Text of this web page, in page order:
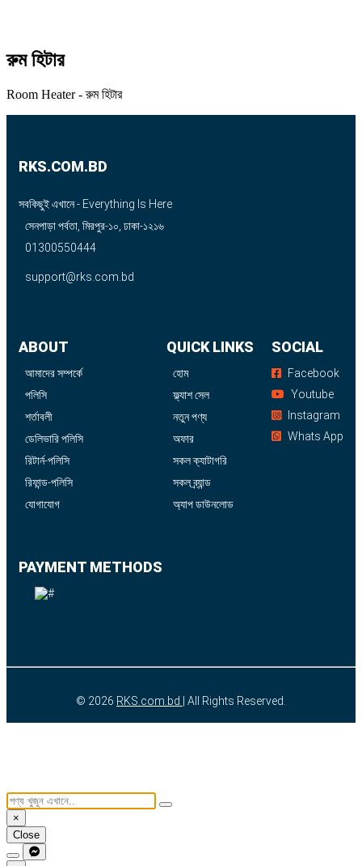
রুম হিটার
Room Heater - রুম হিটার
RKS.COM.BD
সবকিছুই এখানে - Everything Is Here
সেনপাড়া পর্বতা, মিরপুর-১০, ঢাকা-১২১৬
01300550444
support@rks.com.bd
ABOUT
আমাদের সম্পর্কে
পলিসি
শর্তাবলী
ডেলিভারি পলিসি
রিটার্ন-পলিসি
রিফান্ড-পলিসি
যোগাযোগ
QUICK LINKS
হোম
ফ্ল্যাশ সেল
নতুন পণ্য
অফার
সকল ক্যাটাগরি
সকল ব্র্যান্ড
অ্যাপ ডাউনলোড
SOCIAL
Facebook
Youtube
Instagram
Whats App
PAYMENT METHODS
© 2026 RKS.com.bd | All Rights Reserved.
×
Close